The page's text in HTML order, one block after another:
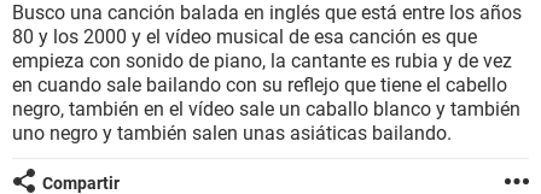
Busco una canción balada en inglés que está entre los años
80 y los 2000 y el vídeo musical de esa canción es que
empieza con sonido de piano, la cantante es rubia y de vez
en cuando sale bailando con su reflejo que tiene el cabello
negro, también en el vídeo sale un caballo blanco y también
uno negro y también salen unas asiáticas bailando.
Compartir